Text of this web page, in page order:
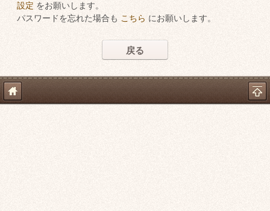
設定 をお願いします。
パスワードを忘れた場合も こちら にお願いします。
戻る